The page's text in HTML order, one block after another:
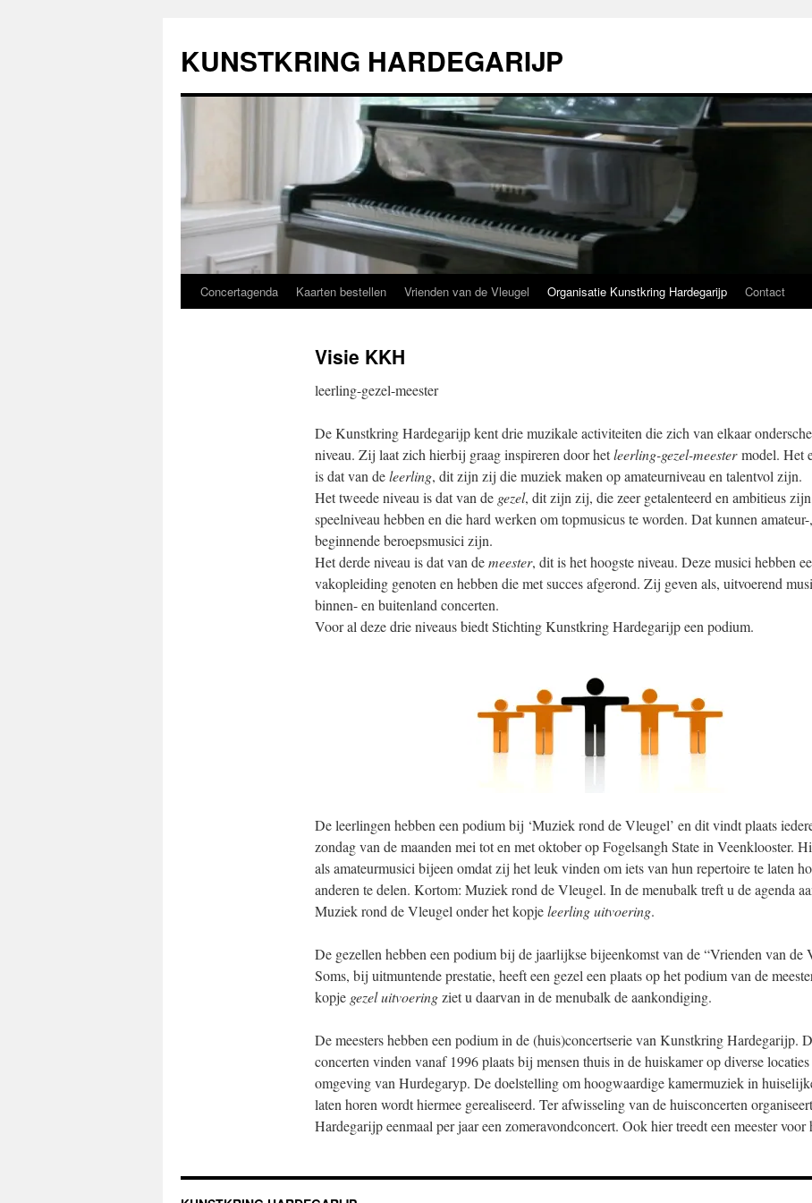
de
inhoud
KUNSTKRING HARDEGARIJP
Concertagenda Kaarten bestellen Vrienden van de Vleugel Organisatie Kunstkring Hardegarijp Contact
Visie KKH
leerling-gezel-meester
De Kunstkring Hardegarijp kent drie muzikale activiteiten die zich van elkaar
niveau. Zij laat zich hierbij graag inspireren door hetleerling-gezel-meester model. Het
is dat van deleerling, dit zijn zij die muziek maken op amateurniveau en talentvol zijn.
Het tweede niveau is dat van de gezel, dit zijn zij, die zeer getalenteerd en ambitieus
speelniveau hebben en die hard werken om topmusicus te worden. Dat kunnen
beginnende beroepsmusici zijn.
Het derde niveau is dat van demeester, dit is het hoogste niveau. Deze musici hebben
vakopleiding genoten en hebben die met succes afgerond. Zij geven als, uitvoerend
binnen- en buitenland concerten.
Voor al deze drie niveaus biedt Stichting Kunstkring Hardegarijp een podium.
De leerlingen hebben een podium bij ‘Muziek rond de Vleugel’ en dit vindt plaats
zondag van de maanden mei tot en met oktober op Fogelsangh State in Veenklooster.
als amateurmusici bijeen omdat zij het leuk vinden om iets van hun repertoire te laten
anderen te delen. Kortom: Muziek rond de Vleugel. In de menubalk treft u de agenda
Muziek rond de Vleugel onder het kopjeleerling uitvoering.
De gezellen hebben een podium bij de jaarlijkse bijeenkomst van de “Vrienden van de
Soms, bij uitmuntende prestatie, heeft een gezel een plaats op het podium van de
kopje gezel uitvoeringziet u daarvan in de menubalk de aankondiging.
De meesters hebben een podium in de (huis)concertserie van Kunstkring Hardegarijp.
concerten vinden vanaf 1996 plaats bij mensen thuis in de huiskamer op diverse
omgeving van Hurdegaryp. De doelstelling om hoogwaardige kamermuziek in
laten horen wordt hiermee gerealiseerd. Ter afwisseling van de huisconcerten
Hardegarijp eenmaal per jaar een zomeravondconcert. Ook hier treedt een meester voor